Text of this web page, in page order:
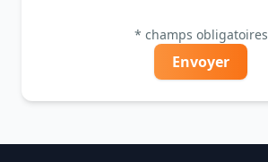
* champs obligatoires
Envoyer